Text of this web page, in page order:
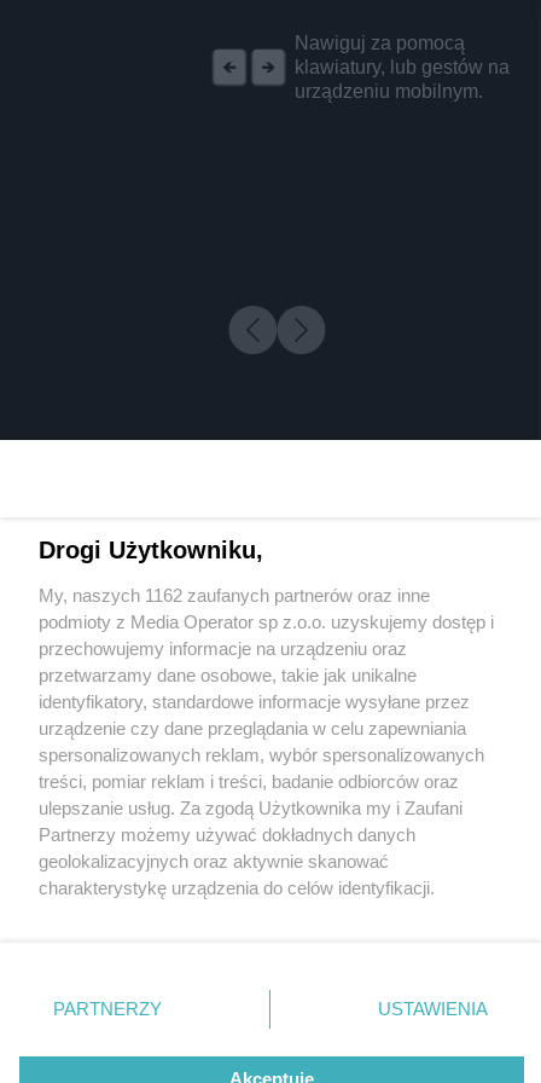
Nawiguj za pomocą
klawiatury, lub gestów na
urządzeniu mobilnym.
1 / 0
Wydawca mediów lokalnych
Nie zapomnij
zapoznać się z:
polityką prywatności regulamin korzystania z portali
Twojemiasto
Piekary Śląskie
Chorzów
Tarnowskie Góry
Gliwice
Skontakuj sięz nami
Kontakt
Wydawca
Redakcja
Drogi Użytkowniku,
My, naszych 1162 zaufanych partnerów oraz inne
podmioty z Media Operator sp z.o.o. uzyskujemy dostęp i
przechowujemy informacje na urządzeniu oraz
przetwarzamy dane osobowe, takie jak unikalne
identyfikatory, standardowe informacje wysyłane przez
urządzenie czy dane przeglądania w celu zapewniania
spersonalizowanych reklam, wybór spersonalizowanych
treści, pomiar reklam i treści, badanie odbiorców oraz
ulepszanie usług. Za zgodą Użytkownika my i Zaufani
Partnerzy możemy używać dokładnych danych
geolokalizacyjnych oraz aktywnie skanować
charakterystykę urządzenia do celów identyfikacji.
zmienić/wycofać klikając przycisk ustawień prywatności
znajdujący się w lewym dolnym rogu strony
rodzaje przetwarzania danych nie wymagają zgody
użytkownika, ale masz prawo sprzeciwić się takiemu
PARTNERZY USTAWIENIA
Akceptuję